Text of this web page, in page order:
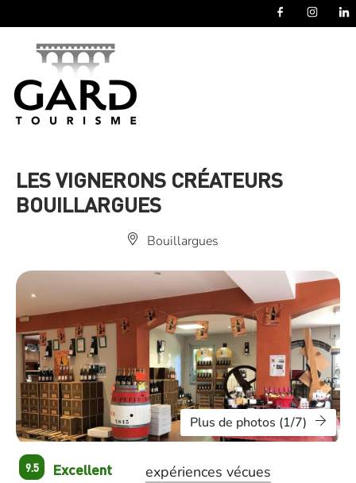
LES VIGNERONS CRÉATEURS
BOUILLARGUES
Bouillargues
Plus de photos (1/7)
9.5 Excellent
expériences vécues